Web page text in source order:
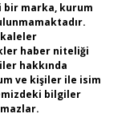
marka, kurum
haber niteliği
hakkında
ve kişiler ile isim
bilgiler